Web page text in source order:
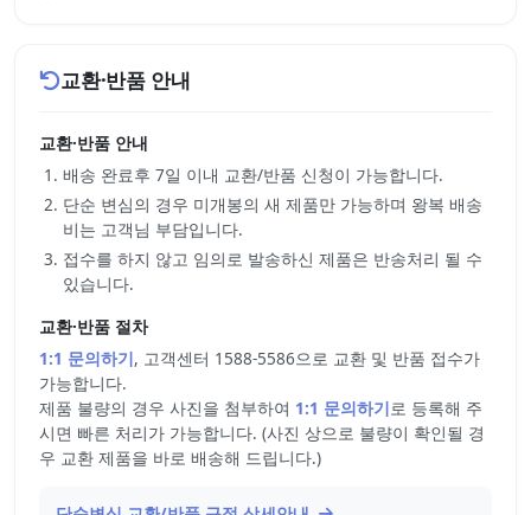
교환·반품 안내
교환·반품 안내
배송 완료후 7일 이내 교환/반품 신청이 가능합니다.
단순 변심의 경우 미개봉의 새 제품만 가능하며 왕복 배송
비는 고객님 부담입니다.
접수를 하지 않고 임의로 발송하신 제품은 반송처리 될 수
있습니다.
교환·반품 절차
1:1 문의하기, 고객센터 1588-5586으로 교환 및 반품 접수가
가능합니다.
제품 불량의 경우 사진을 첨부하여 1:1 문의하기로 등록해 주
시면 빠른 처리가 가능합니다. (사진 상으로 불량이 확인될 경
우 교환 제품을 바로 배송해 드립니다.)